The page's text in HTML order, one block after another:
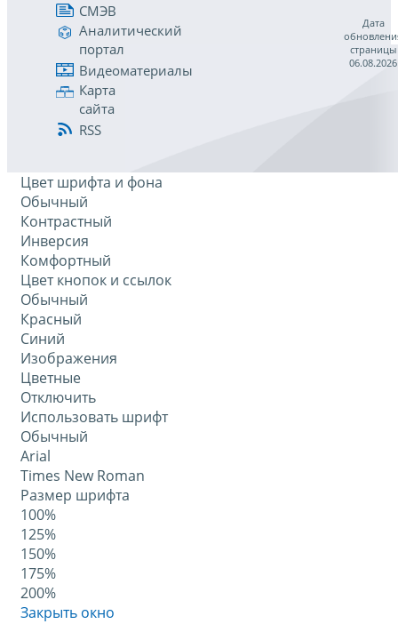
СМЭВ
Аналитический
портал
Видеоматериалы
Карта
сайта
RSS
Дата
страницы
06.08.2026
Цвет шрифта и фона
Обычный
Контрастный
Инверсия
Комфортный
Цвет кнопок и ссылок
Обычный
Красный
Синий
Изображения
Цветные
Отключить
Использовать шрифт
Обычный
Arial
Times New Roman
Размер шрифта
100%
125%
150%
175%
200%
Закрыть окно